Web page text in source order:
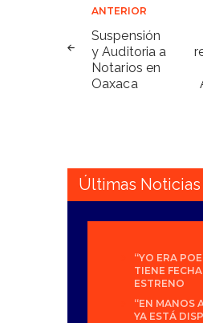
Navegación
de
entradas
ANTERIOR
Suspensión
y Auditoria a
Notarios en
Oaxaca
Últimas Noticias
“YO ERA
TIENE
ESTRENO
“EN MANOS
YA ESTÁ